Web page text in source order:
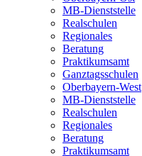
MB-Dienststelle
Realschulen
Regionales
Beratung
Praktikumsamt
Ganztagsschulen
Oberbayern-West
MB-Dienststelle
Realschulen
Regionales
Beratung
Praktikumsamt